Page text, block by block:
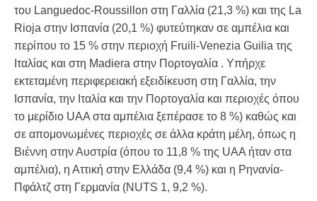
του Languedoc-Roussillon στη Γαλλία (21,3 %) και της La
Rioja στην Ισπανία (20,1 %) φυτεύτηκαν σε αμπέλια και
περίπου το 15 % στην περιοχή Fruili-Venezia Guilia της
Ιταλίας και στη Madiera στην Πορτογαλία . Υπήρχε
εκτεταμένη περιφερειακή εξειδίκευση στη Γαλλία, την
Ισπανία, την Ιταλία και την Πορτογαλία και περιοχές όπου
το μερίδιο UAA στα αμπέλια ξεπέρασε το 8 %) καθώς και
σε απομονωμένες περιοχές σε άλλα κράτη μέλη, όπως η
Βιέννη στην Αυστρία (όπου το 11,8 % της UAA ήταν στα
αμπέλια), η Αττική στην Ελλάδα (9,4 %) και η Ρηνανία-
Πφάλτζ στη Γερμανία (NUTS 1, 9,2 %).